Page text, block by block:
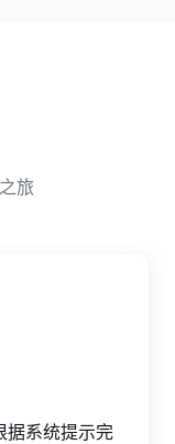
旅
据系统提示完